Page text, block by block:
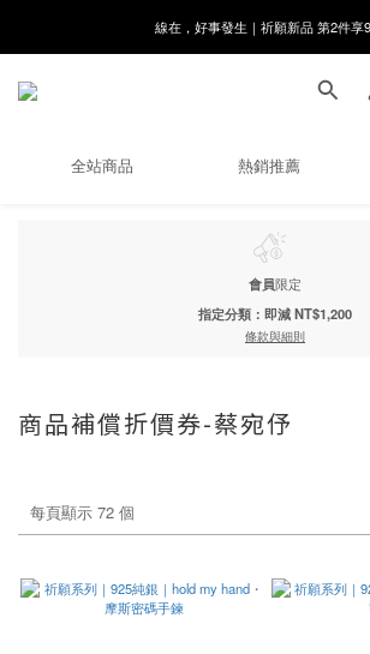
8月月初限定｜指定分類滿件88折
全站商品 熱銷推薦
會員限定
指定分類：即減 NT$1,200
條款與細則
商品補償折價券-蔡宛伃
每頁顯示 72 個